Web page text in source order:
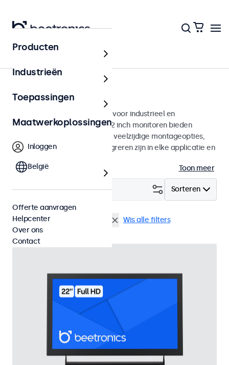
Monitoren
22 inch monitoren
22 inch monitoren ontworpen voor industrieel en
commercieel gebruik. Deze 22 inch monitoren bieden
diverse videoaansluitingen en veelzijdige montageopties,
waarmee ze naadloos te integreren zijn in elke applicatie en
Toon meer
Sorteren
Filter (2)
22 inch monitoren Wis alle filters
Producten
Industrieën
Toepassingen
Maatwerkoplossingen
Inloggen
België
Offerte aanvragen
Helpcenter
Over ons
Contact